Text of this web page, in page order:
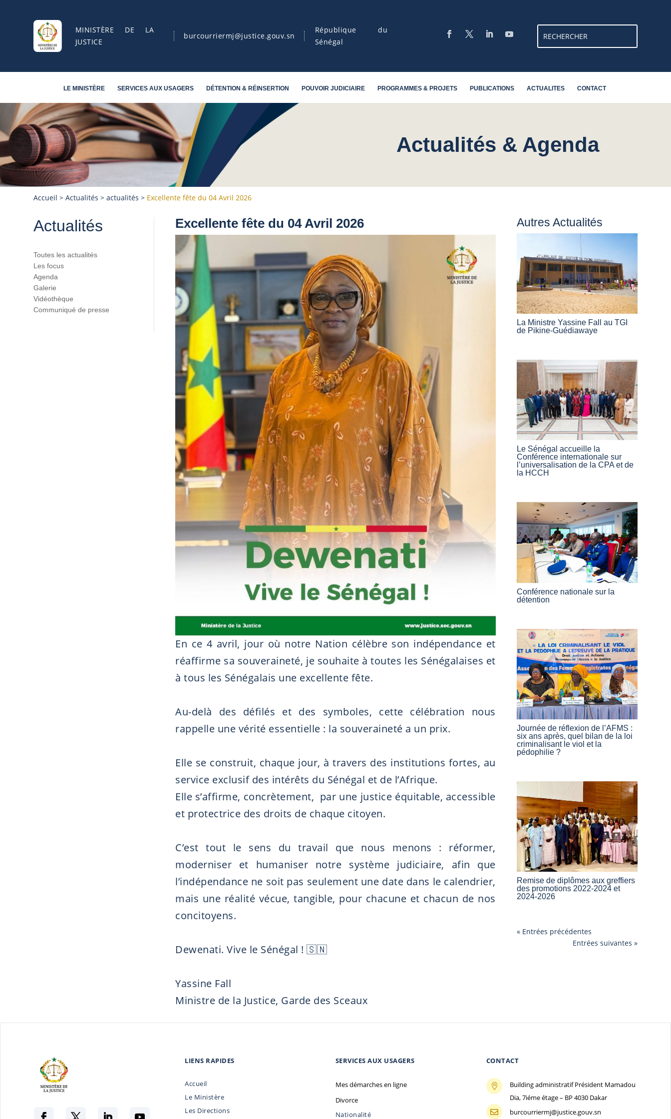
MINISTÈRE DE LA
JUSTICE
burcourriermj@justice.gouv.sn
République du
Sénégal
LE MINISTÈRE SERVICES AUX USAGERS DÉTENTION & RÉINSERTION POUVOIR JUDICIAIRE PROGRAMMES & PROJETS PUBLICATIONS ACTUALITES CONTACT
Actualités & Agenda
Accueil >Actualités >actualités > Excellente fête du 04 Avril 2026
Actualités
Toutes les actualités
Les focus
Agenda
Galerie
Vidéothèque
Communiqué de presse
Excellente fête du 04 Avril 2026
En ce 4 avril, jour où notre Nation célèbre son indépendance et
réaffirme sa souveraineté, je souhaite à toutes les Sénégalaises et
à tous les Sénégalais une excellente fête.
Au-delà des défilés et des symboles, cette célébration nous
rappelle une vérité essentielle : la souveraineté a un prix.
Elle se construit, chaque jour, à travers des institutions fortes, au
service exclusif des intérêts du Sénégal et de l’Afrique.
Elle s’affirme, concrètement, par une justice équitable, accessible
et protectrice des droits de chaque citoyen.
C’est tout le sens du travail que nous menons : réformer,
moderniser et humaniser notre système judiciaire, afin que
l’indépendance ne soit pas seulement une date dans le calendrier,
mais une réalité vécue, tangible, pour chacune et chacun de nos
concitoyens.
Dewenati. Vive le Sénégal ! 🇸🇳
Yassine Fall
Ministre de la Justice, Garde des Sceaux
Autres Actualités
La Ministre Yassine Fall au TGI
de Pikine-Guédiawaye
Le Sénégal accueille la
Conférence internationale sur
l’universalisation de la CPA et de
la HCCH
Conférence nationale sur la
détention
Journée de réflexion de l’AFMS :
six ans après, quel bilan de la loi
criminalisant le viol et la
pédophilie ?
Remise de diplômes aux greffiers
des promotions 2022-2024 et
2024-2026
« Entrées précédentes
Entrées suivantes »
LIENS RAPIDES
Accueil
Le Ministère
Les Directions
SERVICES AUX USAGERS
Mes démarches en ligne
Divorce
Nationalité
CONTACT

Building administratif Président Mamadou
Dia, 7iéme étage – BP 4030 Dakar
 burcourriermj@justice.gouv.sn